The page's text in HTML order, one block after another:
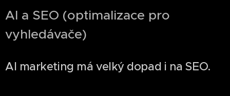
AI a SEO (optimalizace pro
vyhledávače)
AI marketing má velký dopad i na SEO.